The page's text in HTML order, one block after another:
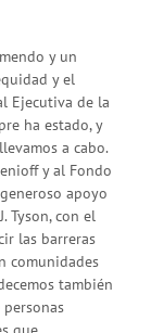
y un
y el
Ejecutiva de la
ha estado, y
a cabo.
y al Fondo
apoyo
Tyson, con el
las barreras
comunidades
también
personas